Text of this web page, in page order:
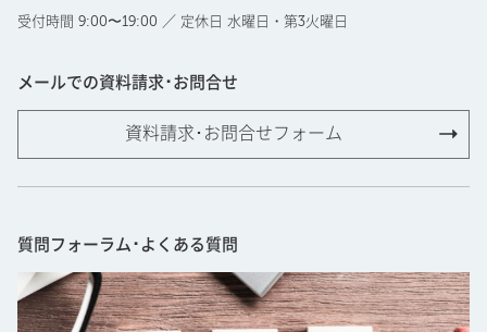
受付時間 9:00〜19:00 ／ 定休日 水曜日・第3火曜日
メールでの資料請求･お問合せ
資料請求･お問合せフォーム
質問フォーラム･よくある質問